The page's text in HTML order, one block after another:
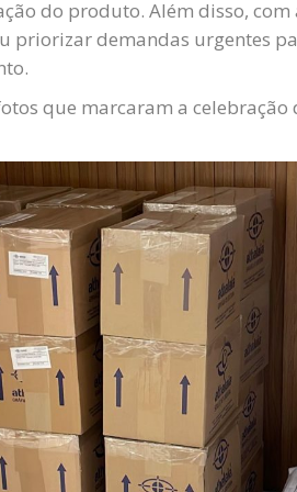
do produto. Além disso,
priorizar demandas urgentes
que marcaram a